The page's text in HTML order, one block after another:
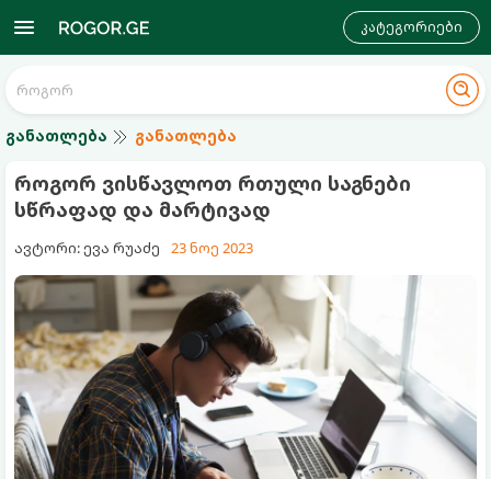
კატეგორიები
განათლება განათლება
როგორ ვისწავლოთ რთული საგნები
სწრაფად და მარტივად
ავტორი: ევა რუაძე 23 ნოე 2023